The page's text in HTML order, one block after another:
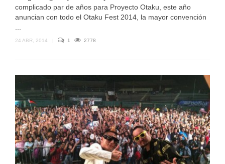
complicado par de años para Proyecto Otaku, este año
anuncian con todo el Otaku Fest 2014, la mayor convención
24 ABR, 2014 | 1 2778